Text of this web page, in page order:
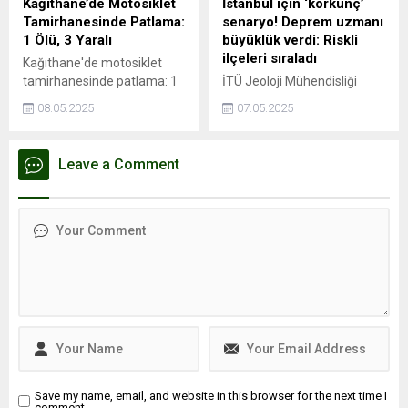
Kağıthane kiralık ve satılık
konut değer artışında
İstanbul’un en...
Kağıthane’de Motosiklet
Tamirhanesinde Patlama:
1 Ölü, 3 Yaralı
Kağıthane'de motosiklet
tamirhanesinde patlama: 1
esnasında depoda mahsur
kaybettiİSTANBUL - İstanbul
Kağıthane'de motosiklet
meydana geldiği iddia edildi.
08.05.2025
İstanbul için ‘korkunç’
senaryo! Deprem uzmanı
büyüklük verdi: Riskli
ilçeleri sıraladı
İTÜ Jeoloji Mühendisliği
Yaltırak, İstanbul’da
07.05.2025
Leave a Comment
Save my name, email, and website in this browser for the next time I